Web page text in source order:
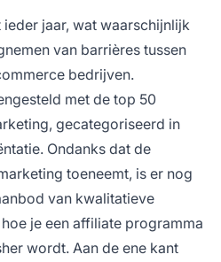
jaar, wat waarschijnlijk
van barrières tussen
bedrijven.
met de top 50
gecategoriseerd in
Ondanks dat de
toeneemt, is er nog
van kwalitatieve
je een affiliate programma
wordt. Aan de ene kant